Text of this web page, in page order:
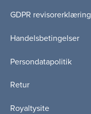
GDPR revisorerklæring
Handelsbetingelser
Persondatapolitik
Retur
Royaltysite